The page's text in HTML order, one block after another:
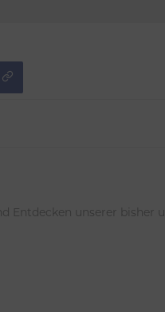
Entdecken unserer bisher